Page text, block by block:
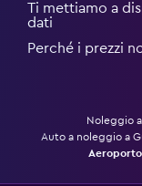
Ti mettiamo a
dati
Perché i prezzi
Noleggio
Auto a noleggio a